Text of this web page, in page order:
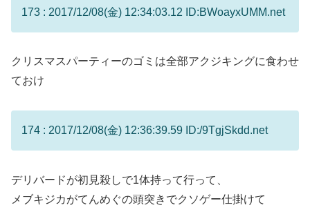
173 : 2017/12/08(金) 12:34:03.12 ID:BWoayxUMM.net
クリスマスパーティーのゴミは全部アクジキングに食わせ
ておけ
174 : 2017/12/08(金) 12:36:39.59 ID:/9TgjSkdd.net
デリバードが初見殺しで1体持って行って、
メブキジカがてんめぐの頭突きでクソゲー仕掛けて